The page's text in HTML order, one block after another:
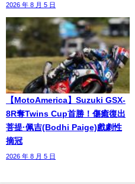
2026 年 8 月 5 日
【MotoAmerica】Suzuki GSX-
8R奪Twins Cup首勝！傷癒復出
菩提·佩吉(Bodhi Paige)戲劇性
摘冠
2026 年 8 月 5 日